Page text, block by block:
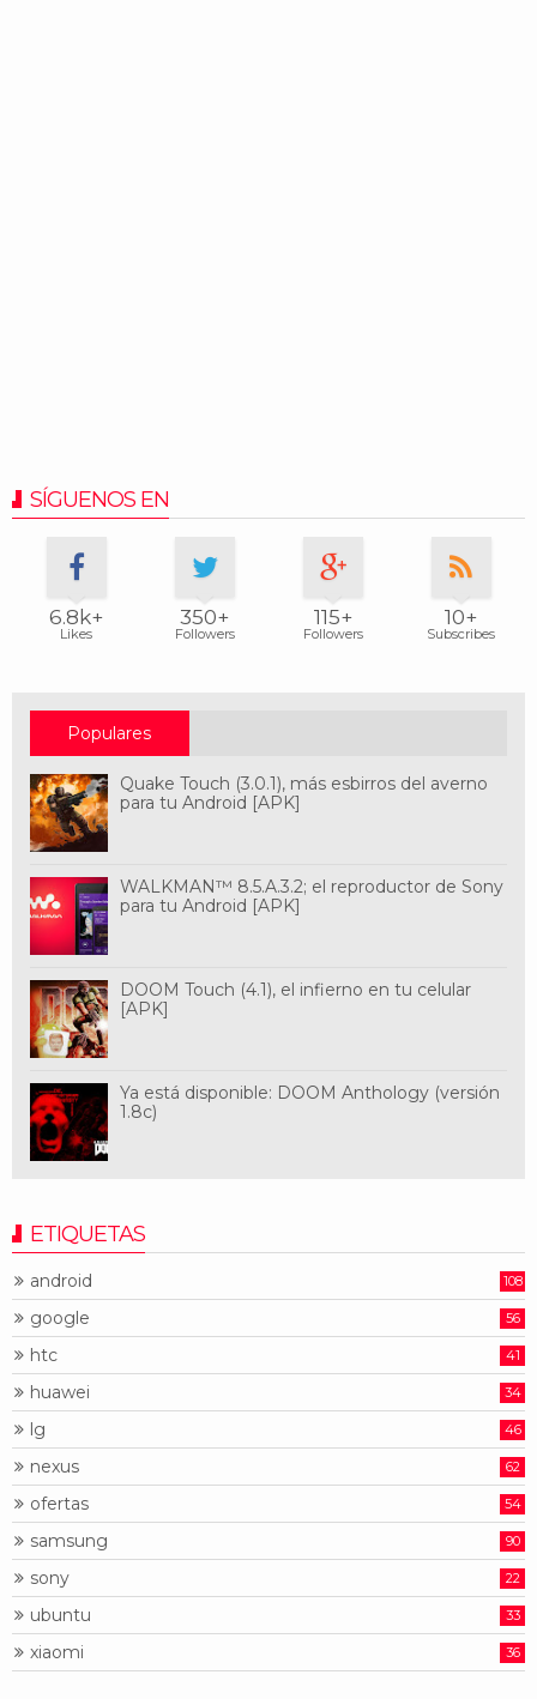
SÍGUENOS EN
6.8k+
Likes
350+
Followers
115+
Followers
10+
Subscribes
Populares
Quake Touch (3.0.1), más esbirros del averno
para tu Android [APK]
WALKMAN™ 8.5.A.3.2; el reproductor de Sony
para tu Android [APK]
DOOM Touch (4.1), el infierno en tu celular
[APK]
Ya está disponible: DOOM Anthology (versión
1.8c)
ETIQUETAS
android 108
google 56
htc 41
huawei 34
lg 46
nexus 62
ofertas 54
samsung 90
sony 22
ubuntu 33
xiaomi 36